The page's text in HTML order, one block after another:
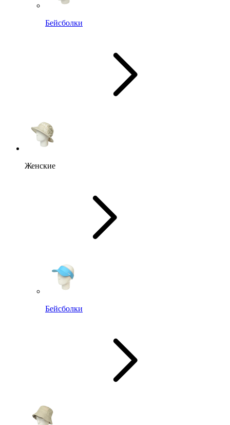
Бейсболки
Женские
Бейсболки